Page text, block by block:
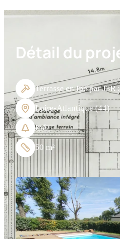
Détail du
Terrasse en Ipé par
Loire-Atlantique (44)
Ipé
50 m²